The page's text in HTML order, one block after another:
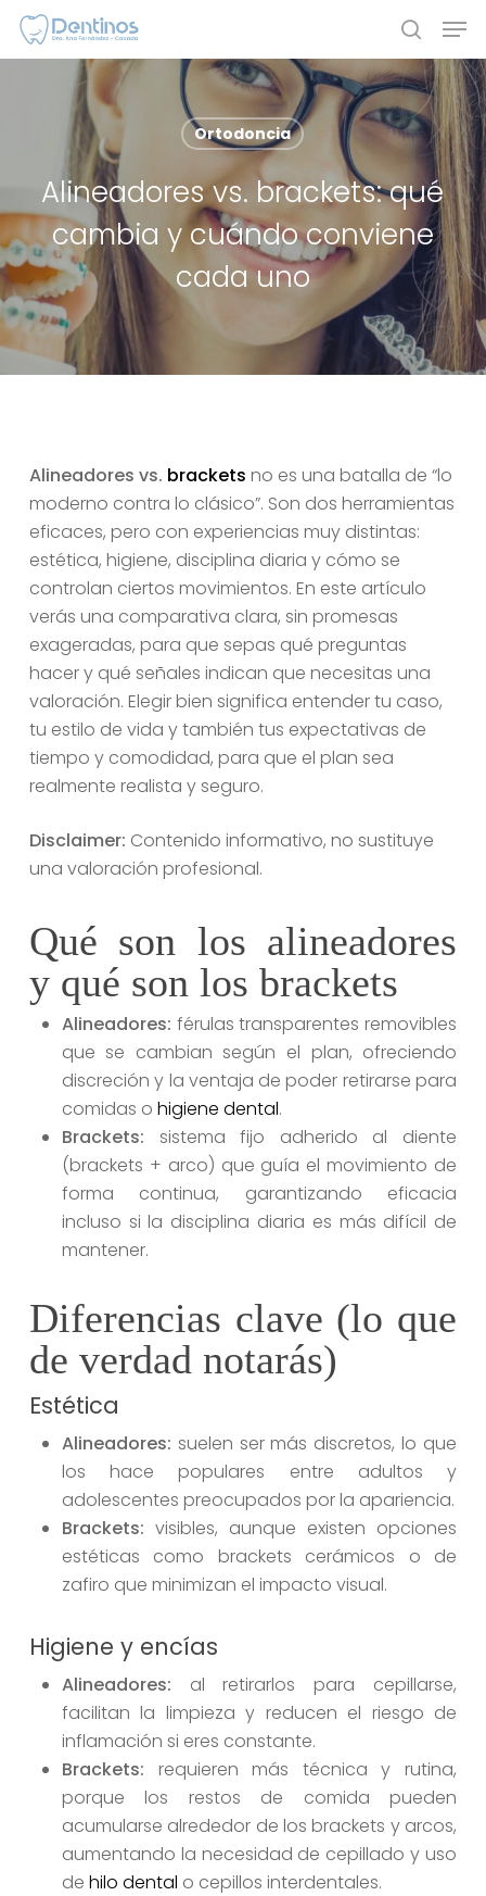
Skip
Ortodoncia
Alineadores vs. brackets: qué
cambia y cuándo conviene
cada uno
Alineadores vs. brackets no es una batalla de “lo
moderno contra lo clásico”. Son dos herramientas
eficaces, pero con experiencias muy distintas:
estética, higiene, disciplina diaria y cómo se
controlan ciertos movimientos. En este artículo
verás una comparativa clara, sin promesas
exageradas, para que sepas qué preguntas
hacer y qué señales indican que necesitas una
valoración. Elegir bien significa entender tu caso,
tu estilo de vida y también tus expectativas de
tiempo y comodidad, para que el plan sea
realmente realista y seguro.
Disclaimer: Contenido informativo, no sustituye
una valoración profesional.
Qué son los alineadores
y qué son los brackets
Alineadores: férulas transparentes removibles
que se cambian según el plan, ofreciendo
discreción y la ventaja de poder retirarse para
comidas o higiene dental.
Brackets: sistema fijo adherido al diente
(brackets + arco) que guía el movimiento de
forma continua, garantizando eficacia
incluso si la disciplina diaria es más difícil de
mantener.
Diferencias clave (lo que
de verdad notarás)
Estética
Alineadores: suelen ser más discretos, lo que
los hace populares entre adultos y
adolescentes preocupados por la apariencia.
Brackets: visibles, aunque existen opciones
estéticas como brackets cerámicos o de
zafiro que minimizan el impacto visual.
Higiene y encías
Alineadores: al retirarlos para cepillarse,
facilitan la limpieza y reducen el riesgo de
inflamación si eres constante.
Brackets: requieren más técnica y rutina,
porque los restos de comida pueden
acumularse alrededor de los brackets y arcos,
aumentando la necesidad de cepillado y uso
de hilo dental o cepillos interdentales.